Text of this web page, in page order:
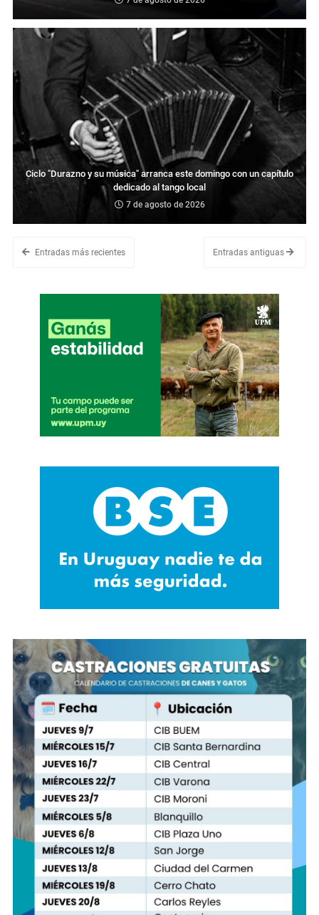
Ciclo "Durazno y su música" arranca este domingo con un capítulo
dedicado al tango local
7 de agosto de 2026
Entradas más recientes Entradas antiguas